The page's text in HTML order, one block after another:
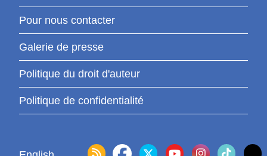
Pour nous contacter
Galerie de presse
Politique du droit d'auteur
Politique de confidentialité